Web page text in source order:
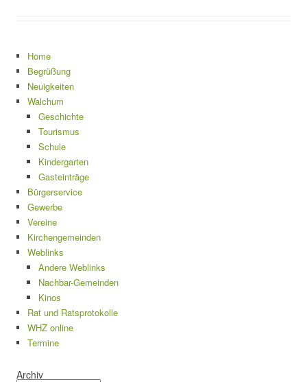
Home
Begrüßung
Neuigkeiten
Walchum
Geschichte
Tourismus
Schule
Kindergarten
Gasteinträge
Bürgerservice
Gewerbe
Vereine
Kirchengemeinden
Weblinks
Andere Weblinks
Nachbar-Gemeinden
Kinos
Rat und Ratsprotokolle
WHZ online
Termine
Archiv